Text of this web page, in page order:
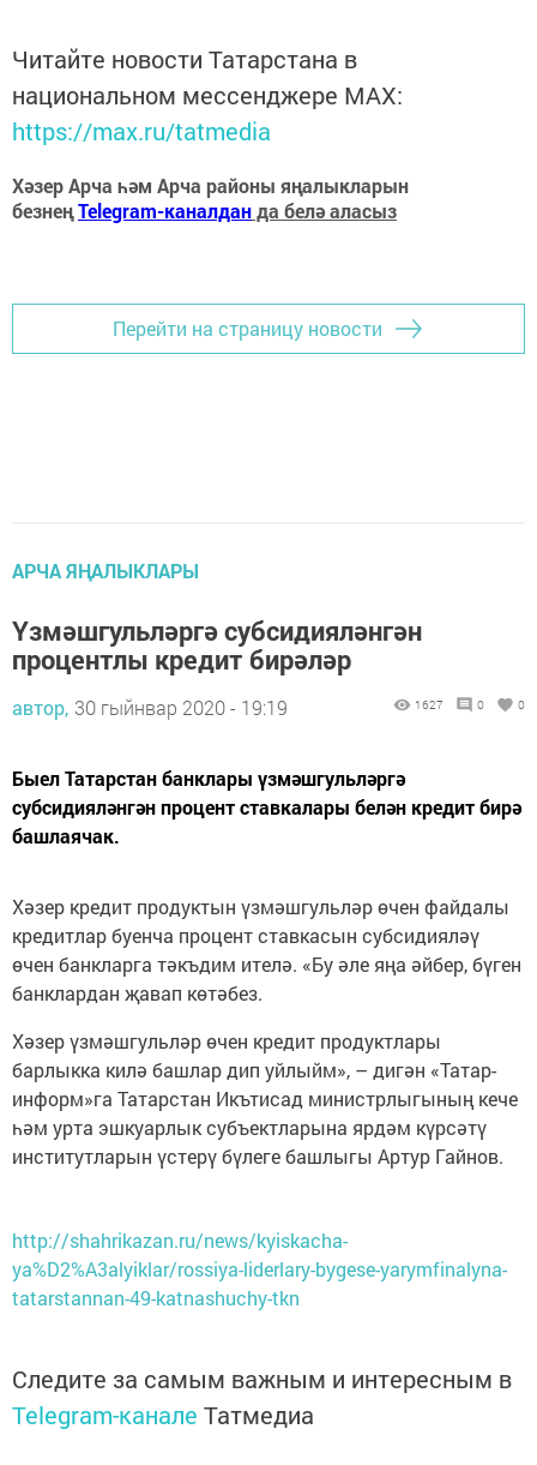
Читайте новости Татарстана в
национальном мессенджере MАХ:
https://max.ru/tatmedia
Хәзер Арча һәм Арча районы яңалыкларын
безнеңTelegram-каналданда белә аласыз
Перейти на страницу новости
АРЧА ЯҢАЛЫКЛАРЫ
Үзмәшгульләргә субсидияләнгән
процентлы кредит бирәләр
автор, 30 гыйнвар 2020 - 19:19 1627 0 0
Быел Татарстан банклары үзмәшгульләргә
субсидияләнгән процент ставкалары белән кредит бирә
башлаячак.
Хәзер кредит продуктын үзмәшгульләр өчен файдалы
кредитлар буенча процент ставкасын субсидияләү
өчен банкларга тәкъдим ителә. «Бу әле яңа әйбер, бүген
банклардан җавап көтәбез.
Хәзер үзмәшгульләр өчен кредит продуктлары
барлыкка килә башлар дип уйлыйм», – дигән «Татар-
информ»га Татарстан Икътисад министрлыгының кече
һәм урта эшкуар­лык субъектларына ярдәм күрсәтү
институтларын үстерү бүлеге башлыгы Артур Гайнов.
http://shahrikazan.ru/news/kyiskacha-
ya%D2%A3alyiklar/rossiya-liderlary-bygese-yarymfinalyna-
tatarstannan-49-katnashuchy-tkn
Следите за самым важным и интересным в
Telegram-канале Татмедиа